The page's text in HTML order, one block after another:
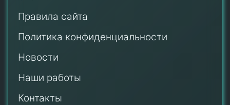
Правила сайта
Политика конфиденциальности
Новости
Наши работы
Контакты